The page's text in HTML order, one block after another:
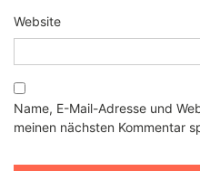
Website
Name, E-Mail-Adresse und
meinen nächsten Kommentar